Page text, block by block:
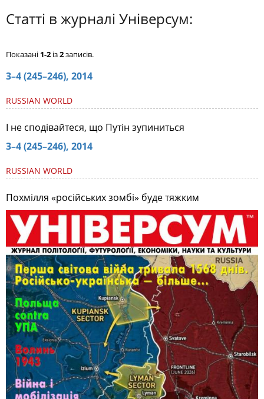
Статті в журналі Універсум:
Показані 1-2 із2записів.
3–4 (245–246), 2014
RUSSIAN WORLD
І не сподівайтеся, що Путін зупиниться
3–4 (245–246), 2014
RUSSIAN WORLD
Похмілля «російських зомбі» буде тяжким